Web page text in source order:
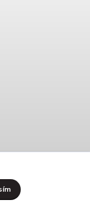
se zeptat: